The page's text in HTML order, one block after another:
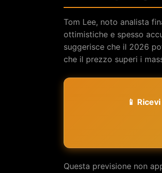
Tom Lee, noto analista
ottimistiche e spesso
suggerisce che il 2026
che il prezzo superi i
📱
Questa previsione non